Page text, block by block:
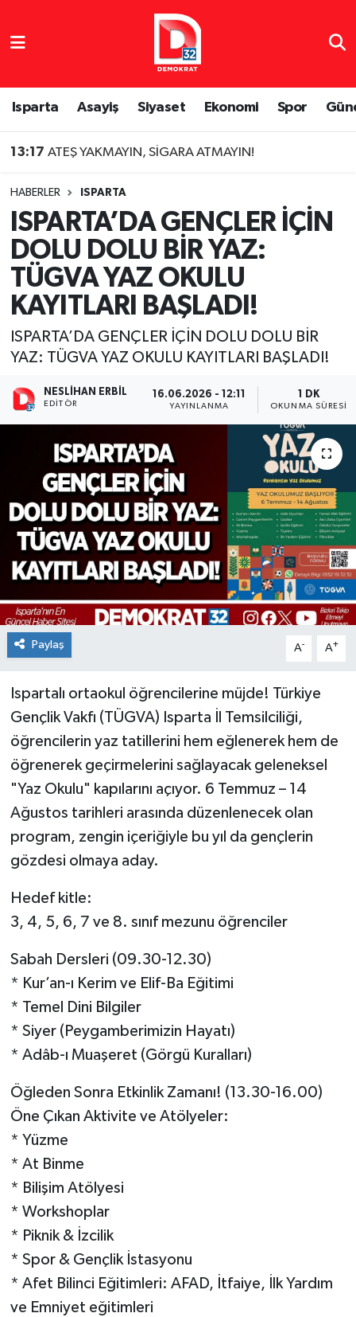
Isparta Asayiş Siyaset Ekonomi Spor
13:17 ATEŞ YAKMAYIN, SİGARA ATMAYIN!
HABERLER ISPARTA
ISPARTA’DA GENÇLER İÇİN
DOLU DOLU BİR YAZ:
TÜGVA YAZ OKULU
KAYITLARI BAŞLADI!
ISPARTA’DA GENÇLER İÇİN DOLU DOLU BİR
YAZ: TÜGVA YAZ OKULU KAYITLARI BAŞLADI!
NESLIHAN ERBIL
EDITÖR
16.06.2026 - 12:11
YAYINLANMA
1 DK
OKUNMA SÜRESI
Paylaş A- A+
Ispartalı ortaokul öğrencilerine müjde! Türkiye
Gençlik Vakfı (TÜGVA) Isparta İl Temsilciliği,
öğrencilerin yaz tatillerini hem eğlenerek hem de
öğrenerek geçirmelerini sağlayacak geleneksel
"Yaz Okulu" kapılarını açıyor. 6 Temmuz – 14
Ağustos tarihleri arasında düzenlenecek olan
program, zengin içeriğiyle bu yıl da gençlerin
gözdesi olmaya aday.
Hedef kitle:
3, 4, 5, 6, 7 ve 8. sınıf mezunu öğrenciler
Sabah Dersleri (09.30-12.30)
* Kur’an-ı Kerim ve Elif-Ba Eğitimi
* Temel Dini Bilgiler
* Siyer (Peygamberimizin Hayatı)
* Adâb-ı Muaşeret (Görgü Kuralları)
Öğleden Sonra Etkinlik Zamanı! (13.30-16.00)
Öne Çıkan Aktivite ve Atölyeler:
* Yüzme
* At Binme
* Bilişim Atölyesi
* Workshoplar
* Piknik & İzcilik
* Spor & Gençlik İstasyonu
* Afet Bilinci Eğitimleri: AFAD, İtfaiye, İlk Yardım
ve Emniyet eğitimleri
Isparta Nöbetçi Eczaneler
Isparta Hava Durumu
Süper Lig Puan Durumu ve Fikstür
Tüm Manşetler
Son Dakika Haberleri
Haber Arşivi